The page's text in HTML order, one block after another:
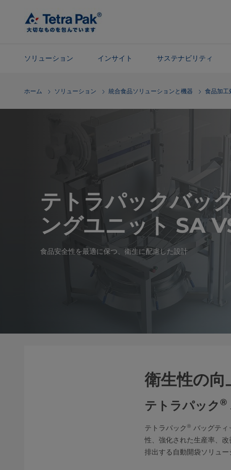
ソリューション インサイト サステナビリティ
ホーム ソリューション 統合食品ソリューションと機器 食品加工
テトラパックバッ
ングユニット SA
食品安全性を最適に保つ、衛生に配慮した設計
衛生性の向
テトラパック®
テトラパック® バッグティ
性、強化された生産率、
排出する自動開袋ソリュー